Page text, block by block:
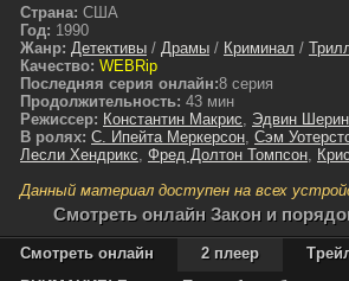
Страна: США
Год: 1990
Жанр: Детективы / Драмы / Криминал /
Качество: WEBRip
Последняя серия онлайн:8 серия
Продолжительность: 43 мин
Режиссер: Константин Макрис, Эдвин Шерин
В ролях: С. Ипейта Меркерсон, Сэм
Лесли Хендрикс, Фред Долтон Томпсон,
Данный материал доступен на всех
Cмотреть онлайн Закон и
Смотреть онлайн 2 плеер